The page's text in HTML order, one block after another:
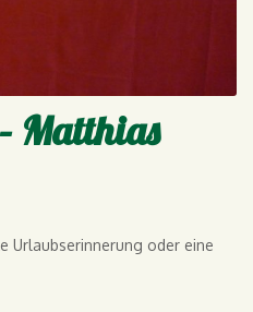
Matthias
Urlaubserinnerung oder eine